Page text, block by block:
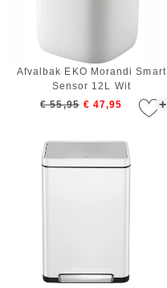
+
Afvalbak EKO Morandi Smart
Sensor 12L Wit
€ 55,95 € 47,95